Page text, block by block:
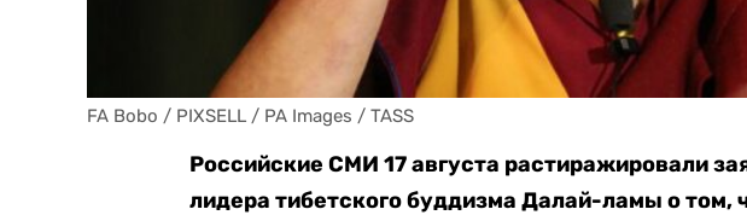
FA Bobo / PIXSELL / PA Images / TASS
Российские СМИ 17 августа растиражировали
лидера тибетского буддизма Далай-ламы о том,